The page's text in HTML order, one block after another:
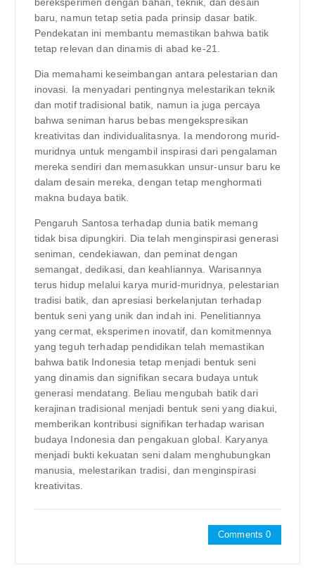
bereksperimen dengan bahan, teknik, dan desain
baru, namun tetap setia pada prinsip dasar batik.
Pendekatan ini membantu memastikan bahwa batik
tetap relevan dan dinamis di abad ke-21.
Dia memahami keseimbangan antara pelestarian dan
inovasi. Ia menyadari pentingnya melestarikan teknik
dan motif tradisional batik, namun ia juga percaya
bahwa seniman harus bebas mengekspresikan
kreativitas dan individualitasnya. Ia mendorong murid-
muridnya untuk mengambil inspirasi dari pengalaman
mereka sendiri dan memasukkan unsur-unsur baru ke
dalam desain mereka, dengan tetap menghormati
makna budaya batik.
Pengaruh Santosa terhadap dunia batik memang
tidak bisa dipungkiri. Dia telah menginspirasi generasi
seniman, cendekiawan, dan peminat dengan
semangat, dedikasi, dan keahliannya. Warisannya
terus hidup melalui karya murid-muridnya, pelestarian
tradisi batik, dan apresiasi berkelanjutan terhadap
bentuk seni yang unik dan indah ini. Penelitiannya
yang cermat, eksperimen inovatif, dan komitmennya
yang teguh terhadap pendidikan telah memastikan
bahwa batik Indonesia tetap menjadi bentuk seni
yang dinamis dan signifikan secara budaya untuk
generasi mendatang. Beliau mengubah batik dari
kerajinan tradisional menjadi bentuk seni yang diakui,
memberikan kontribusi signifikan terhadap warisan
budaya Indonesia dan pengakuan global. Karyanya
menjadi bukti kekuatan seni dalam menghubungkan
manusia, melestarikan tradisi, dan menginspirasi
kreativitas.
Comments 0